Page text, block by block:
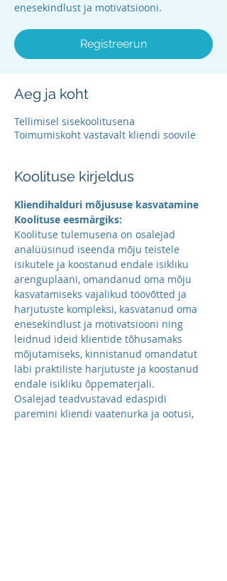
enesekindlust ja motivatsiooni.
Registreerun
Aeg ja koht
Tellimisel sisekoolitusena
Toimumiskoht vastavalt kliendi soovile
Koolituse kirjeldus
Kliendihalduri mõjususe kasvatamine
Koolituse eesmärgiks:
Koolituse tulemusena on osalejad
analüüsinud iseenda mõju teistele
isikutele ja koostanud endale isikliku
arenguplaani, omandanud oma mõju
kasvatamiseks vajalikud töövõtted ja
harjutuste kompleksi, kasvatanud oma
enesekindlust ja motivatsiooni ning
leidnud ideid klientide tõhusamaks
mõjutamiseks, kinnistanud omandatut
läbi praktiliste harjutuste ja koostanud
endale isikliku õppematerjali.
Osalejad teadvustavad edaspidi
paremini kliendi vaatenurka ja ootusi,